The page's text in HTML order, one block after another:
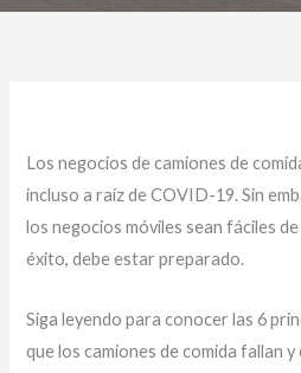
Los negocios de camiones de
incluso a raíz de COVID-19. Sin
los negocios móviles sean fáciles
éxito, debe estar preparado.
Siga leyendo para conocer las 6
que los camiones de comida fallan